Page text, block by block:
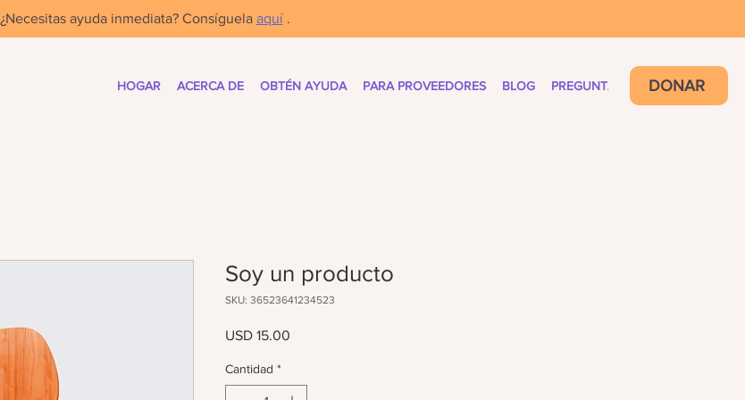
¿Necesitas ayuda inmediata? Consíguela aquí.
HOGAR ACERCA DE OBTÉN AYUDA PARA PROVEEDORES BLOG PREGUNTAS FRECUENTES
DONAR
Soy un producto
SKU: 36523641234523
USD 15.00
Cantidad *